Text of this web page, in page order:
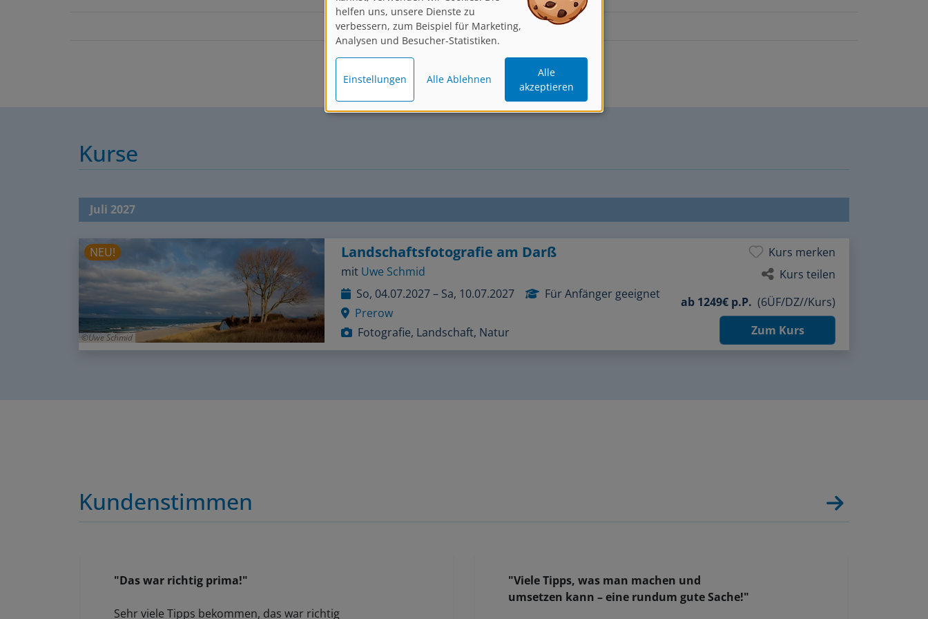
Lebt in Duisburg
Kurse
Juli 2027
Uwe Schmid
NEU! Landschaftsfotografie am Darß
mit Uwe Schmid
So, 04.07.2027 – Sa, 10.07.2027
Für Anfänger geeignet
Prerow
Fotografie, Landschaft, Natur
Kurs merken
Kurs teilen
ab 1249€ p.P.
(6ÜF/DZ//Kurs)
Zum Kurs
Kundenstimmen
"Das war richtig prima!"
Sehr viele Tipps bekommen, das war richtig
"Viele Tipps, was man machen und
umsetzen kann – eine rundum gute Sache!"
Analysen und Besucher-Statistiken.
Einstellungen
akzeptieren